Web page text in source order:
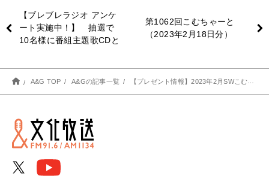
【ブレブレラジオ アンケ
ート実施中！】 抽選で
10名様に番組主題歌CDと
第1062回こむちゃーと
（2023年2月18日分）
A&G TOP A&Gの記事一覧 【プレゼント情報】2023年2月SWこむちゃコンピレーションサイン色紙プレゼント企画